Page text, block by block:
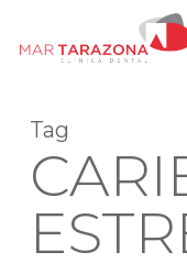
Tag